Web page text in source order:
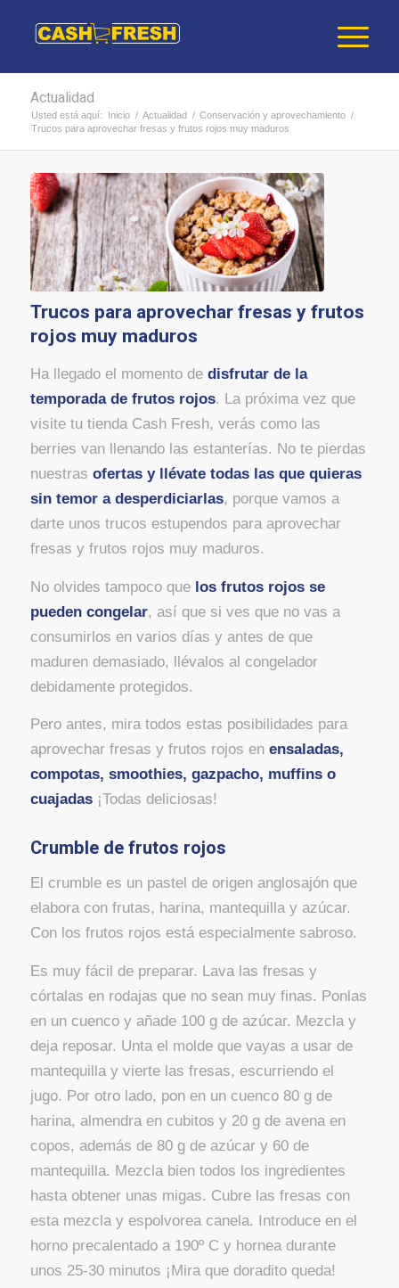
Actualidad
Usted está aquí: Inicio / Actualidad / Conservación y aprovechamiento /
Trucos para aprovechar fresas y frutos rojos muy maduros
Trucos para aprovechar fresas y frutos
rojos muy maduros
Ha llegado el momento de disfrutar de la
temporada de frutos rojos. La próxima vez que
visite tu tienda Cash Fresh, verás como las
berries van llenando las estanterías. No te pierdas
nuestras ofertas y llévate todas las que quieras
sin temor a desperdiciarlas, porque vamos a
darte unos trucos estupendos para aprovechar
fresas y frutos rojos muy maduros.
No olvides tampoco que los frutos rojos se
pueden congelar, así que si ves que no vas a
consumirlos en varios días y antes de que
maduren demasiado, llévalos al congelador
debidamente protegidos.
Pero antes, mira todos estas posibilidades para
aprovechar fresas y frutos rojos en ensaladas,
compotas, smoothies, gazpacho, muffins o
cuajadas¡Todas deliciosas!
Crumble de frutos rojos
El crumble es un pastel de origen anglosajón que
elabora con frutas, harina, mantequilla y azúcar.
Con los frutos rojos está especialmente sabroso.
Es muy fácil de preparar. Lava las fresas y
córtalas en rodajas que no sean muy finas. Ponlas
en un cuenco y añade 100 g de azúcar. Mezcla y
deja reposar. Unta el molde que vayas a usar de
mantequilla y vierte las fresas, escurriendo el
jugo. Por otro lado, pon en un cuenco 80 g de
harina, almendra en cubitos y 20 g de avena en
copos, además de 80 g de azúcar y 60 de
mantequilla. Mezcla bien todos los ingredientes
hasta obtener unas migas. Cubre las fresas con
esta mezcla y espolvorea canela. Introduce en el
horno precalentado a 190º C y hornea durante
unos 25-30 minutos ¡Mira que doradito queda!